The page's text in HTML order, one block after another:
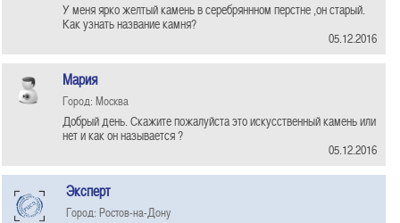
У меня ярко желтый камень в серебряннном перстне ,он старый.
Как узнать название камня?
05.12.2016
Мария
Город: Москва
Добрый день. Скажите пожалуйста это искусственный камень или
нет и как он называется ?
05.12.2016
Эксперт
Город: Ростов-на-Дону